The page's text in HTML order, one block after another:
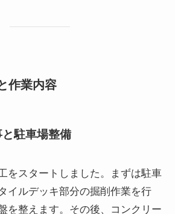
作業内容
駐車場整備
をスタートしました。まずは駐車
イルデッキ部分の掘削作業を行
を整えます。その後、コンクリー